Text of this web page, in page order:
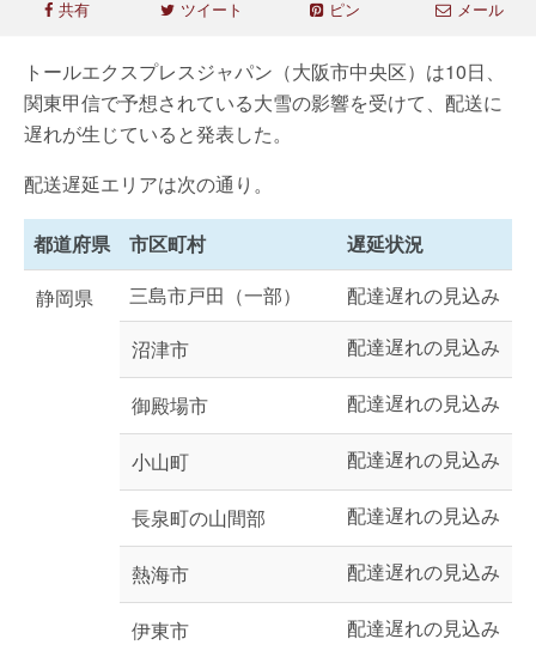
共有 ツイート ピン メール
トールエクスプレスジャパン（大阪市中央区）は10日、
関東甲信で予想されている大雪の影響を受けて、配送に
遅れが生じていると発表した。
配送遅延エリアは次の通り。
都道府県 市区町村
遅延状況
静岡県
三島市戸田（一部）
配達遅れの見込み
沼津市
配達遅れの見込み
御殿場市 配達遅れの見込み
小山町 配達遅れの見込み
長泉町の山間部 配達遅れの見込み
熱海市 配達遅れの見込み
伊東市 配達遅れの見込み